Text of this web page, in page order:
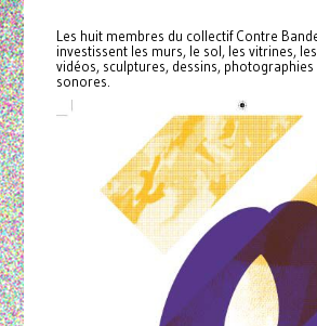
Les huit membres du collectif Contre
investissent les murs, le sol, les vitrines,
vidéos, sculptures, dessins,
sonores.